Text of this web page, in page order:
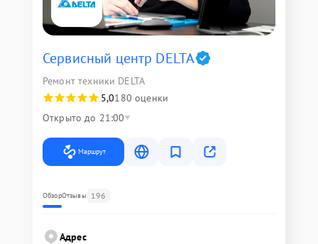
Сервисный центр DELTA
Ремонт техники DELTA
5,0180 оценки
Открыто до 21:00
Маршрут
ОбзорОтзывы 196
Адрес